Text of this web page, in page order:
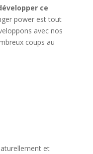
ce
power est tout
avec nos
coups au
et